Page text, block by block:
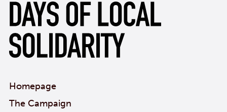
Homepage
The Campaign